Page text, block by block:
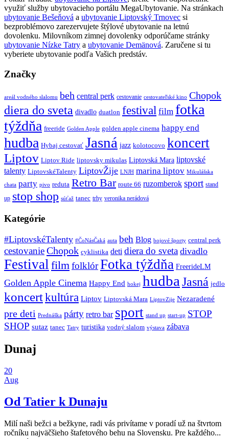
využiť služby ubytovacieho portálu MegaUbytovanie. Na stránkach
ubytovanie Bešeňová a ubytovanie Liptovský Trnovec si
bezproblémovo zarezervujete štýlové ubytovanie na letnú
dovolenku. Milovníkom zimnej dovolenky odporúčame stránky
ubytovanie Nízke Tatry a ubytovanie Demänová. Zaručene si tu
vyberiete ubytovanie podľa Vašich predstáv.
Značky
areál vodného slalomu beh central perk cestovanie cestovateľské kino Chopok
diera do sveta divadlo duatlon festival film fotka
týždňa freeride Golden Apple golden apple cinema happy end
hudba Hybaj cestovať Jasná jazz kolotocovo koncert
Liptov Liptov Ride liptovsky mikulas Liptovská Mara liptovské
talenty LiptovskéTalenty LiptovŽije LNJH marina liptov Mikulášska
chata party pivo reduta Retro Bar route 66 ruzomberok sport stand
up stop shop súťaž tanec trhy veronika nerádová
Kategórie
#LiptovskéTalenty #ČoNásČaká auta beh Blog bojové športy central perk
cestovanieChopok cyklistika deti diera do sveta divadlo
Festival filmfolklórFotka týždňa FreerideLM
Golden Apple Cinema Happy End hokej hudba Jasná jedlo
koncertkultúra Liptov Liptovská Mara LiptovZije Nezaradené
pre deti Prednáška párty retro bar sport stand up start-up STOP
SHOP sutaz tanec Tatry turistika vodný slalom výstava zábava
Dunaj
20
Aug
Od Tatier k Dunaju
Milí naši bežci a bežkyne, radi vás privítame v poradí už na štvrtom
ročníku najväčšieho štafetového behu na Slovensku. Pre každého...